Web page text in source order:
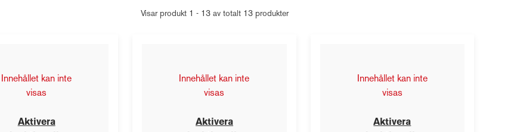
Visar produkt 1 - 13 av totalt 13 produkter
Innehållet kan inte
visas
Aktivera
Innehållet kan inte
visas
Aktivera
Innehållet kan inte
visas
Aktivera